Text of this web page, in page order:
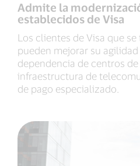
Admite la
establecidos de Visa
Los clientes de Visa que
pueden mejorar su
dependencia de centros de
infraestructura de
de pago especializado.